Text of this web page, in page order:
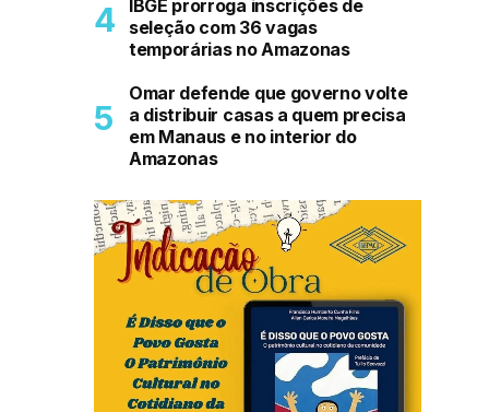
IBGE prorroga inscrições de
seleção com 36 vagas
temporárias no Amazonas
Omar defende que governo volte
a distribuir casas a quem precisa
em Manaus e no interior do
Amazonas